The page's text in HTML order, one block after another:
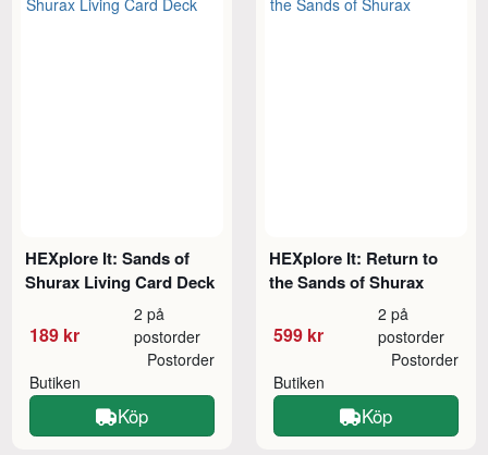
HEXplore It: Sands of
Shurax Living Card Deck
189 kr
2 på
postorder
Butiken
Postorder
Köp
HEXplore It: Return to
the Sands of Shurax
599 kr
2 på
postorder
Butiken
Postorder
Köp